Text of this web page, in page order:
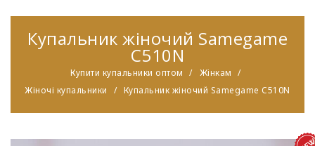
Купальник жіночий Samegame
C510N
Купити купальники оптом
Жінкам
Жіночі купальники
Купальник жіночий Samegame C510N